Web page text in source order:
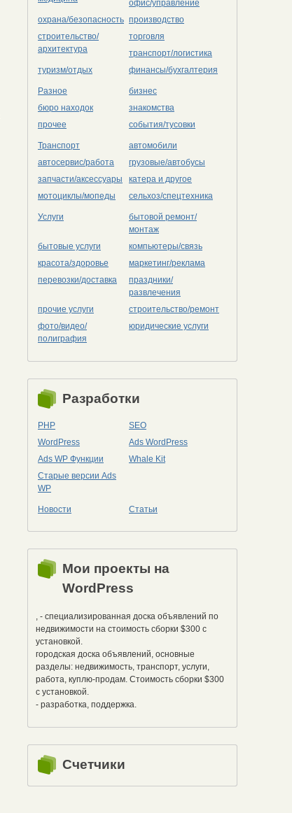
офис/управление
охрана/безопасность производство
строительство/
архитектура
торговля
транспорт/логистика
туризм/отдых
финансы/бухгалтерия
Разное
бизнес
бюро находок
знакомства
прочее
события/тусовки
Транспорт
автомобили
автосервис/работа
грузовые/автобусы
запчасти/аксессуары
катера и другое
мотоциклы/мопеды
сельхоз/cпецтехника
Услуги
бытовой ремонт/
монтаж
бытовые услуги
компьютеры/cвязь
красота/здоровье
маркетинг/реклама
перевозки/доставка
праздники/
развлечения
прочие услуги
строительство/ремонт
фото/видео/
полиграфия
юридические услуги
Разработки
PHP
SEO
WordPress
Ads WordPress
Ads WP Функции
Whale Kit
Старые версии Ads
WP
Новости Статьи
Мои проекты на
WordPress
, - специализированная доска объявлений по
недвижимости на стоимость сборки $300 с
установкой.
городская доска объявлений, основные
разделы: недвижимость, транспорт, услуги,
работа, куплю-продам. Стоимость сборки $300
с установкой.
- разработка, поддержка.
Счетчики